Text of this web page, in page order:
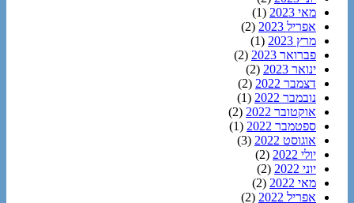
מאי 2023
(1)
אפריל 2023
(2)
מרץ 2023
(1)
פברואר 2023
(2)
ינואר 2023
(2)
דצמבר 2022
(2)
נובמבר 2022
(1)
אוקטובר 2022
(2)
ספטמבר 2022
(1)
אוגוסט 2022
(3)
יולי 2022
(2)
יוני 2022
(2)
מאי 2022
(2)
אפריל 2022
(2)